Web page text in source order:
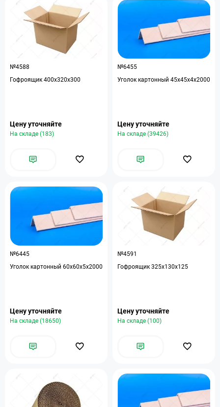
№4588
Гофроящик 400х320х300
Цену уточняйте
На складе (183)
№6455
Уголок картонный 45х45х4х2000
Цену уточняйте
На складе (39426)
№6445
Уголок картонный 60х60х5х2000
Цену уточняйте
На складе (18650)
№4591
Гофроящик 325x130x125
Цену уточняйте
На складе (100)